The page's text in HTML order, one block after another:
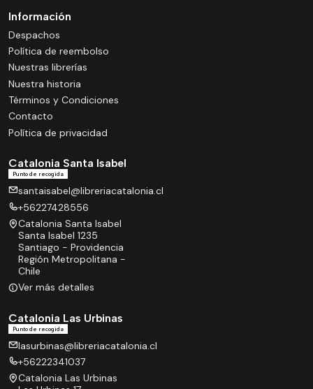
Información
Despachos
Política de reembolso
Nuestras librerías
Nuestra historia
Términos y Condiciones
Contacto
Política de privacidad
Catalonia Santa Isabel
Punto de recogida
santaisabel@libreriacatalonia.cl
+56227428556
Catalonia Santa Isabel
Santa Isabel 1235
Santiago - Providencia
Región Metropolitana -
Chile
Ver más detalles
Catalonia Las Urbinas
Punto de recogida
lasurbinas@libreriacatalonia.cl
+56222341037
Catalonia Las Urbinas